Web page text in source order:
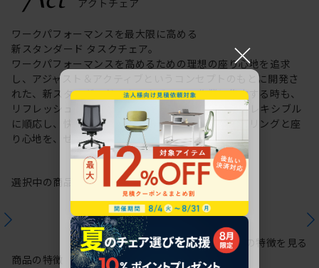
ワークパフォーマンスを最大限に高める
新スタンダード タスクチェア。
ワークパフォーマンスを高めるための理想の座り心地を追求
し、アジャスト＆アクティブというコンセプトのもとに開発さ
れた、新スタンダードのタスクチェア。作業に集中する時も、
リフレッシュする時も、座る姿勢や身体の動きにフレキシブル
に順応し、快適にサポートします。新感覚のスタイリングと座
り心地を、ぜひご体感ください。
選択中の商品情報保証 注意事項
商品の特徴
シリーズの特徴を見る
×